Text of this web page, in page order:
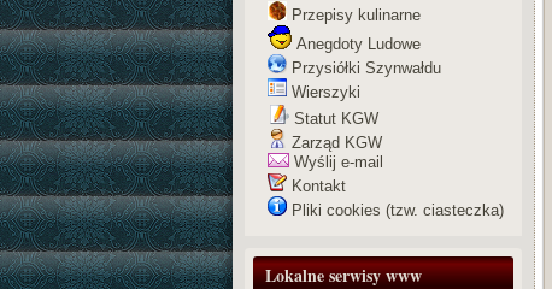
Przepisy kulinarne
Anegdoty Ludowe
Przysiółki Szynwałdu
Wierszyki
Statut KGW
Zarząd KGW
Wyślij e-mail
Kontakt
Pliki cookies (tzw. ciasteczka)
Lokalne serwisy www